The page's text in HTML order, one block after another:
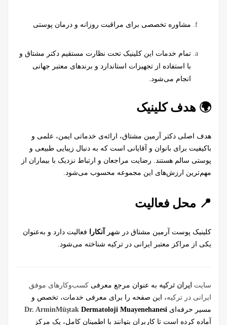
مشاوره تخصصی برای مراقبت روزانه و درمان پوستی
تمام خدمات این کلینیک تحت نظارت مستقیم دکتر مشتاق و
با استفاده از تجهیزات استاندارد و برندهای معتبر جهانی
انجام می‌شود.
🌍 هدف کلینیک
هدف اصلی دکتر آرمین مشتاق، ارائه‌ی خدماتی ایمن، علمی و
باکیفیت برای بانوان و آقایانی است که به دنبال زیبایی طبیعی و
پوستی سالم هستند. رضایت مراجعان و ارتباط نزدیک با بیماران از
مهم‌ترین ارزش‌های این مجموعه محسوب می‌شود.
📍 محل فعالیت
کلینیک پوست آرمین مشتاق در شهر آنکارا
فعالیت دارد و به‌عنوان
یکی از مراکز معتبر ایرانی در ترکیه شناخته می‌شود.
سایت ایران ترکیه به عنوان مرجع معرفی کسب‌وکارهای موفق
ایرانی در ترکیه، این صفحه را برای معرفی خدمات، تخصص و
مسیر حرفه‌ای
Dr. ArminMüştak Dermatoloji Muayenehanesi
آماده کرده است تا کاربران بتوانند با اطمینان کامل، یک مرکز